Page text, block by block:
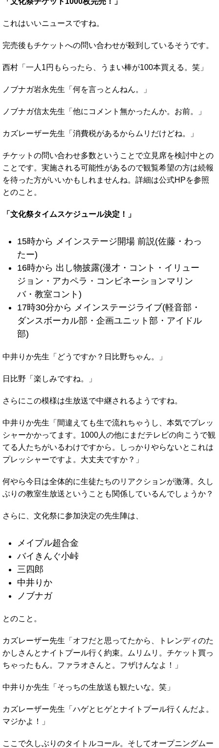
これはいいニュースですね。
完売後もチケットへの問い合わせが殺到しているそうです。
西村「一人1円もらったら、うまい棒が100本買える。笑」
ノブナガ岩永先生「何を言っとんねん。」
ノブナガ信太先生「他にコメント無かったんか。お前。」
カズレーザー先生「消費税があるからムリだけどね。」
チケットの問い合わせ多数ということで立見席を検討中との
ことです。実施される可能性があるので観覧希望の方は続報
を待った方がいいかもしれませんね。詳細は公式HPを参照
とのこと。
「文化祭タイムスケジュール決定！」
15時から メインステージ開場 前説(佐藤・わっ
たー)
16時から 出し物披露(漫才・コント・イリュー
ジョン・アカペラ・コンビネーションマリン
バ・教室コント)
17時30分から メインステージライブ(軽音部・
ダンスボーカル部・企画ユニット部・アイドル
部)
中井りか先生「どうですか？日比野ちゃん。」
日比野「楽しみですね。」
さらにこの模様は生放送で中継されるようですね。
中井りか先生「間違えても生で流れちゃうし、本気でプレッ
シャーかかってます。1000人の他にまだテレビの向こうで観
てる人たちがいるわけですから。しっかりやらないとこれは
プレッシャーですよ。大丈夫ですか？」
何やら今日は全体的に生徒たちのリアクションが激薄。久し
ぶりの教室生放送ということも関係しているんでしょうか？
さらに、文化祭に参加決定の先生陣は、
メイプル超合金
バイきんぐ小峠
三四郎
中井りか
ノブナガ
とのこと。
カズレーザー先生「オフだと思ってたから、トレンディのた
かしさんとナイトプール行く約束。ムリムリ。チケット買っ
ちゃったもん。ファラオさんと。フザけんなよ！」
中井りか先生「そっちの生放送も観たいな。笑」
カズレーザー先生「ハゲとヒゲとナイトプール行くんだよ。
マジかよ！」
ここで久しぶりのタイトルコール。そしてオープニングムー